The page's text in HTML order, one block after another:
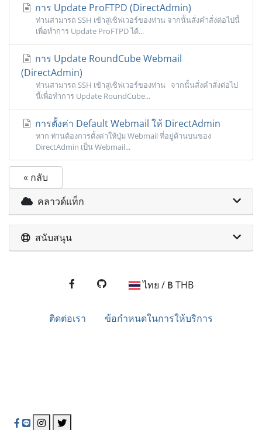
การ Update ProFTPD (DirectAdmin)
ท่านสามารถ SSH เข้าสู่เซิฟเวอร์ของท่าน จากนั้นสั่งคำสั่ง่ต่อไปนี้
เพื่อทำการ Update ProFTPD ได้...
การ Update RoundCube Webmail
(DirectAdmin)
ท่านสามารถ SSH เข้าสู่เซิฟเวอร์ของท่าน จากนั้นสั่งคำสั่งต่อไป
นี้เพื่อทำการ Update RoundCube...
การตั้งค่า Default Webmail ให้ DirectAdmin
หาก ท่านต้องการตั้งค่าให้ปุ่ม Webmail ที่อยู่ด้านบนของ
DirectAdmin เป็น Webmail...
« กลับ
คลาวด์แท็ก
สนับสนุน
ไทย / ฿ THB
ติดต่อเรา ข้อกำหนดในการให้บริการ